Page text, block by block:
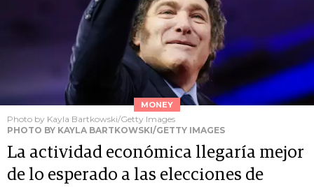
MONEY
Photo by Kayla Bartkowski/Getty Images
PHOTO BY KAYLA BARTKOWSKI/GETTY IMAGES
La actividad económica llegaría mejor
de lo esperado a las elecciones de